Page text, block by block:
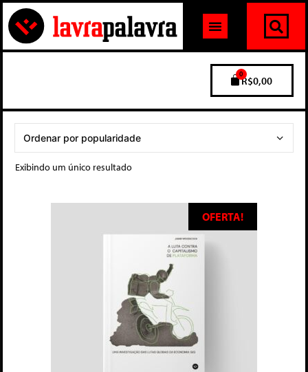
R$0,00
0
Exibindo um único resultado
OFERTA!